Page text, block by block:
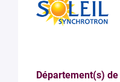
Département(s)